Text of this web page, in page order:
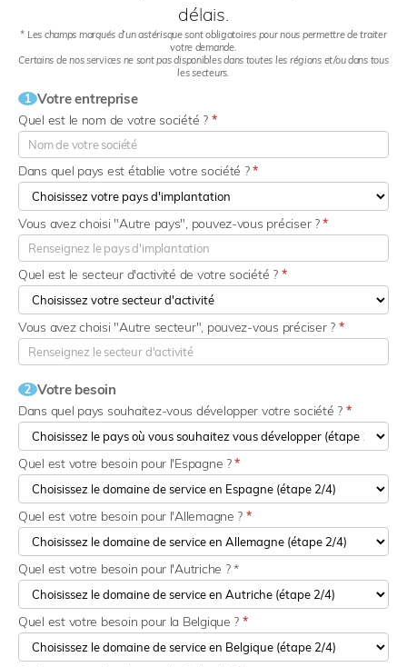
délais.
* Les champs marqués d’un astérisque sont obligatoires pour nous permettre de traiter
votre demande.
Certains de nos services ne sont pas disponibles dans toutes les régions et/ou dans tous
les secteurs.
1 Votre entreprise
Quel est le nom de votre société ? *
Dans quel pays est établie votre société ?*
Quel est le secteur d'activité de votre société ? *
Vous avez choisi "Autre pays", pouvez-vous préciser ?*
Vous avez choisi "Autre secteur", pouvez-vous préciser ? *
2 Votre besoin
Dans quel pays souhaitez-vous développer votre société ? *
Quel est votre besoin pour l'Espagne ?*
Quel est votre besoin pour l'Allemagne ? *
Quel est votre besoin pour l'Autriche ? *
Quel est votre besoin pour la Belgique ? *